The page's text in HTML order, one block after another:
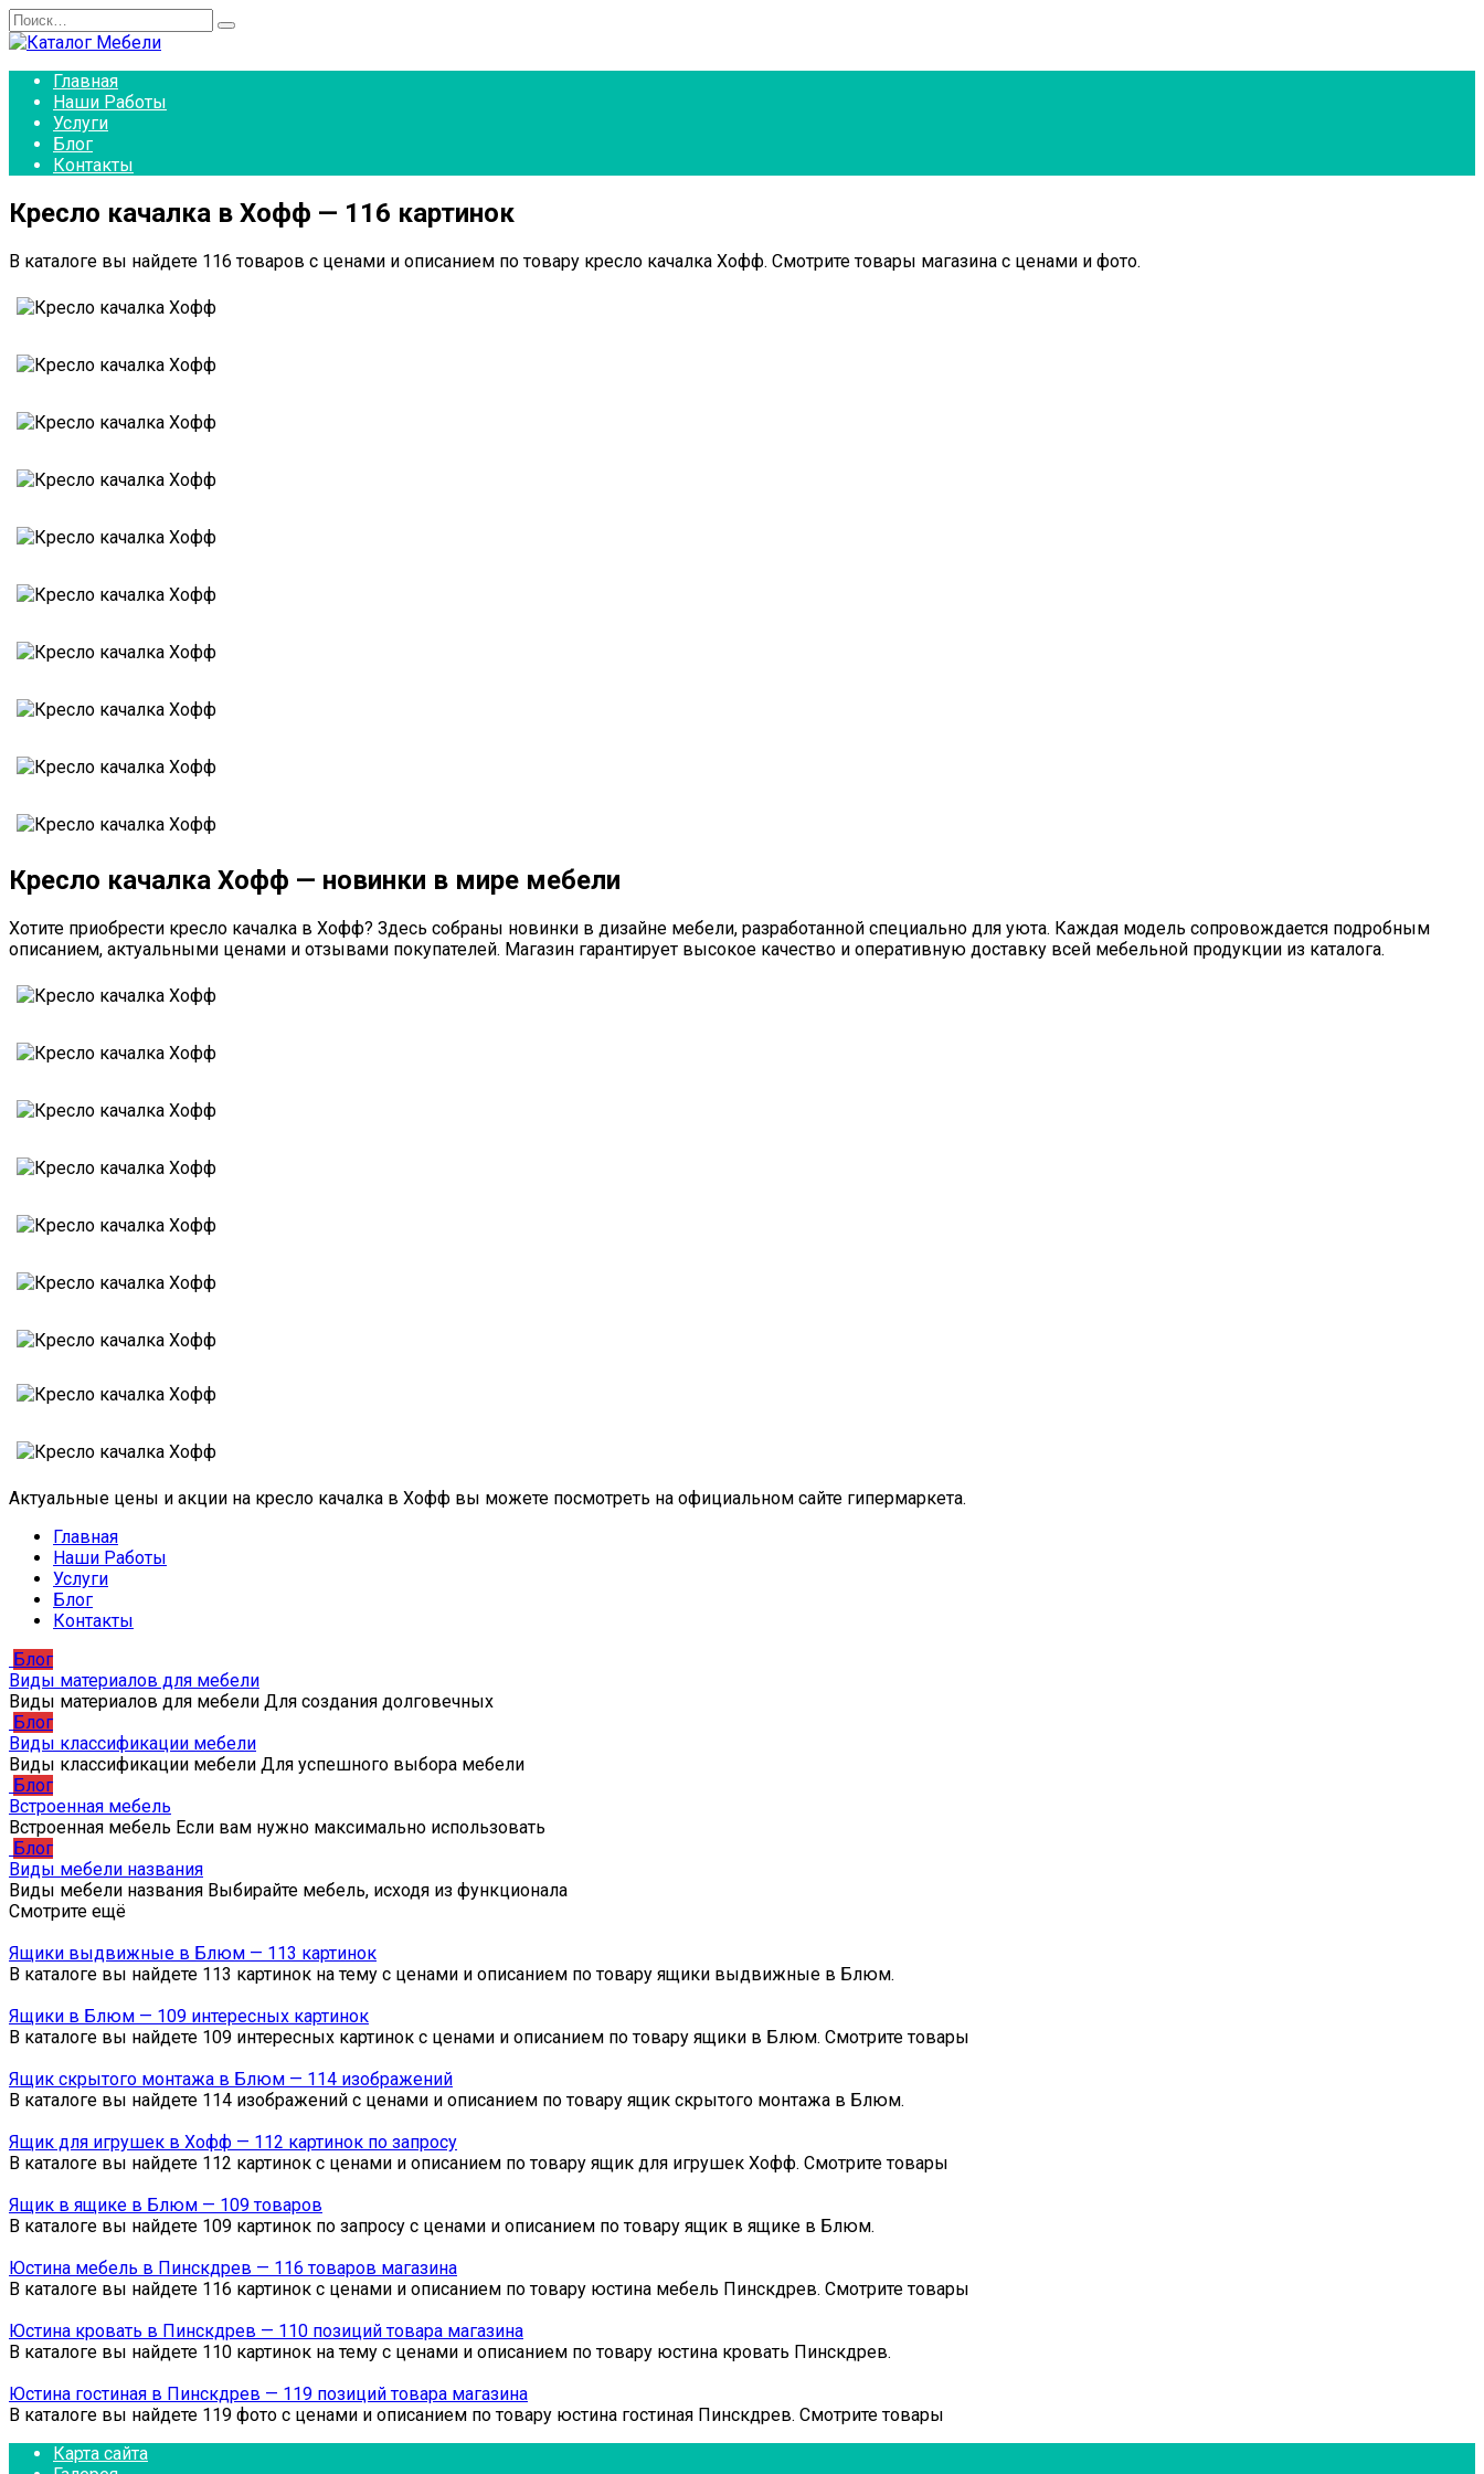
Перейти
к
Search
for:
Главная
Наши Работы
Услуги
Блог
Контакты
Кресло качалка в Хофф — 116 картинок
В каталоге вы найдете 116 товаров с ценами и описанием по товару кресло качалка Хофф. Смотрите товары магазина с ценами и фото.
Кресло качалка Хофф — новинки в мире мебели
Хотите приобрести кресло качалка в Хофф? Здесь собраны новинки в дизайне мебели, разработанной специально для уюта. Каждая модель сопровождается подробным
описанием, актуальными ценами и отзывами покупателей. Магазин гарантирует высокое качество и оперативную доставку всей мебельной продукции из каталога.
Актуальные цены и акции на кресло качалка в Хофф вы можете посмотреть на официальном сайте гипермаркета.
Главная
Наши Работы
Услуги
Блог
Контакты
Блог
Виды материалов для мебели
Виды материалов для мебели Для создания долговечных
Блог
Виды классификации мебели
Виды классификации мебели Для успешного выбора мебели
Блог
Встроенная мебель
Встроенная мебель Если вам нужно максимально использовать
Блог
Виды мебели названия
Виды мебели названия Выбирайте мебель, исходя из функционала
Смотрите ещё
Ящики выдвижные в Блюм — 113 картинок
В каталоге вы найдете 113 картинок на тему с ценами и описанием по товару ящики выдвижные в Блюм.
Ящики в Блюм — 109 интересных картинок
В каталоге вы найдете 109 интересных картинок с ценами и описанием по товару ящики в Блюм. Смотрите товары
Ящик скрытого монтажа в Блюм — 114 изображений
В каталоге вы найдете 114 изображений с ценами и описанием по товару ящик скрытого монтажа в Блюм.
Ящик для игрушек в Хофф — 112 картинок по запросу
В каталоге вы найдете 112 картинок с ценами и описанием по товару ящик для игрушек Хофф. Смотрите товары
Ящик в ящике в Блюм — 109 товаров
В каталоге вы найдете 109 картинок по запросу с ценами и описанием по товару ящик в ящике в Блюм.
Юстина мебель в Пинскдрев — 116 товаров магазина
В каталоге вы найдете 116 картинок с ценами и описанием по товару юстина мебель Пинскдрев. Смотрите товары
Юстина кровать в Пинскдрев — 110 позиций товара магазина
В каталоге вы найдете 110 картинок на тему с ценами и описанием по товару юстина кровать Пинскдрев.
Юстина гостиная в Пинскдрев — 119 позиций товара магазина
В каталоге вы найдете 119 фото с ценами и описанием по товару юстина гостиная Пинскдрев. Смотрите товары
Карта сайта